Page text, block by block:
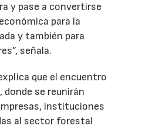
y pase a convertirse
para la
y también para
señala.
que el encuentro
donde se reunirán
instituciones
al sector forestal